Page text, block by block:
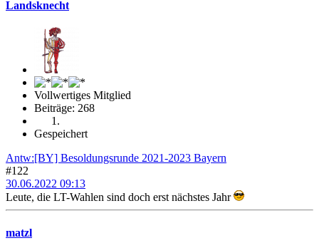
Landsknecht
Vollwertiges Mitglied
Beiträge: 268
Gespeichert
Antw:[BY] Besoldungsrunde 2021-2023 Bayern
#122
30.06.2022 09:13
Leute, die LT-Wahlen sind doch erst nächstes Jahr
matzl